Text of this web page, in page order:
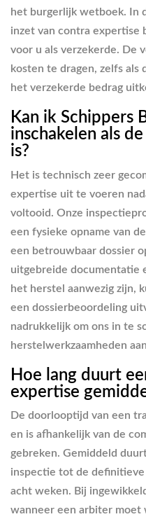
het burgerlijk wetboek. In
inzet van contra expertise
voor u als verzekerde. De
kosten te dragen, zelfs als
het verzekerde bedrag
Kan ik Schippers
inschakelen als
is?
Het is technisch zeer
expertise uit te voeren
voltooid. Onze
een fysieke opname van
een betrouwbaar dossier
uitgebreide documentatie
het herstel aanwezig zijn,
een dossierbeoordeling
nadrukkelijk om ons in te
herstelwerkzaamheden
Hoe lang duurt
expertise
De doorlooptijd van een
en is afhankelijk van de
gebreken. Gemiddeld
inspectie tot de
acht weken. Bij
wanneer een arbiter moet